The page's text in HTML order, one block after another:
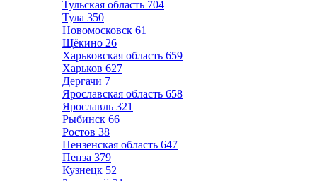
Тульская область 704
Тула 350
Новомосковск 61
Щёкино 26
Харьковская область 659
Харьков 627
Дергачи 7
Ярославская область 658
Ярославль 321
Рыбинск 66
Ростов 38
Пензенская область 647
Пенза 379
Кузнецк 52